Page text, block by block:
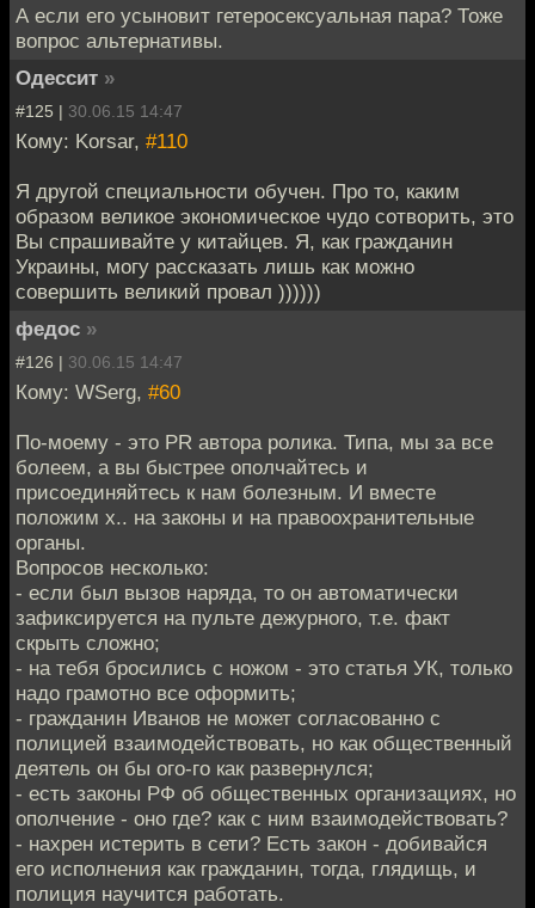
А если его усыновит гетеросексуальная пара? Тоже
вопрос альтернативы.
Одессит »
#125 | 30.06.15 14:47
Кому: Korsar, #110
Я другой специальности обучен. Про то, каким
образом великое экономическое чудо сотворить, это
Вы спрашивайте у китайцев. Я, как гражданин
Украины, могу рассказать лишь как можно
совершить великий провал ))))))
федос »
#126 | 30.06.15 14:47
Кому: WSerg, #60
По-моему - это PR автора ролика. Типа, мы за все
болеем, а вы быстрее ополчайтесь и
присоединяйтесь к нам болезным. И вместе
положим х.. на законы и на правоохранительные
органы.
Вопросов несколько:
- если был вызов наряда, то он автоматически
зафиксируется на пульте дежурного, т.е. факт
скрыть сложно;
- на тебя бросились с ножом - это статья УК, только
надо грамотно все оформить;
- гражданин Иванов не может согласованно с
полицией взаимодействовать, но как общественный
деятель он бы ого-го как развернулся;
- есть законы РФ об общественных организациях, но
ополчение - оно где? как с ним взаимодействовать?
- нахрен истерить в сети? Есть закон - добивайся
его исполнения как гражданин, тогда, глядищь, и
полиция научится работать.